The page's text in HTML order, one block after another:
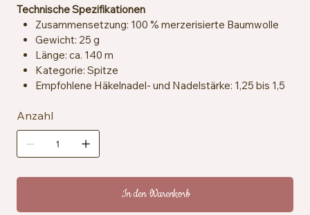
Technische Spezifikationen
Zusammensetzung: 100 % merzerisierte Baumwolle
Gewicht: 25 g
Länge: ca. 140 m
Kategorie: Spitze
Empfohlene Häkelnadel- und Nadelstärke: 1,25 bis 1,5
Maschenprobe: ca. 25 Maschen x 33 Reihen = 10 x 10
cm
Zertifizierung: EN71-3
Pflegehinweise: Maschinenwaschbar bei 40 °C
Anzahl
In den Warenkorb